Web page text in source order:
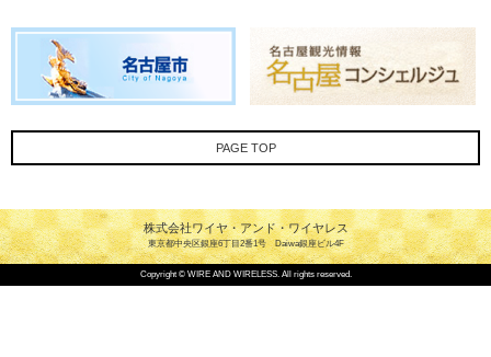
PAGE TOP
株式会社ワイヤ・アンド・ワイヤレス
東京都中央区銀座6丁目2番1号 Daiwa銀座ビル4F
Copyright © WIRE AND WIRELESS. All rights reserved.